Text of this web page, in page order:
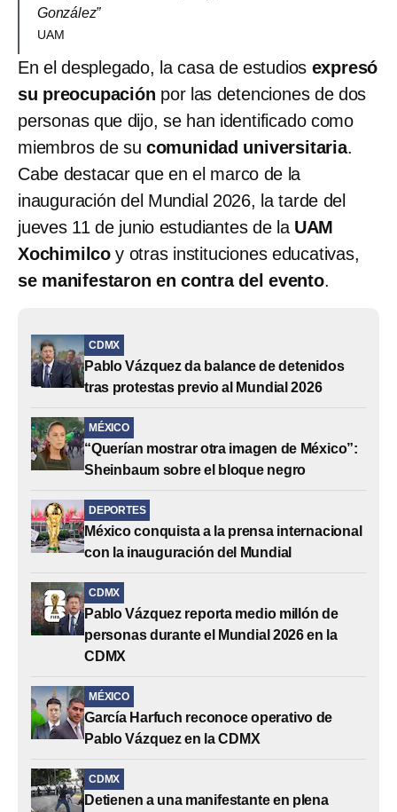
González”
UAM
En el desplegado, la casa de estudios expresó
su preocupación por las detenciones de dos
personas que dijo, se han identificado como
miembros de su comunidad universitaria.
Cabe destacar que en el marco de la
inauguración del Mundial 2026, la tarde del
jueves 11 de junio estudiantes de la UAM
Xochimilco y otras instituciones educativas,
se manifestaron en contra del evento.
CDMX
Pablo Vázquez da balance de detenidos
tras protestas previo al Mundial 2026
MÉXICO
“Querían mostrar otra imagen de México”:
Sheinbaum sobre el bloque negro
DEPORTES
México conquista a la prensa internacional
con la inauguración del Mundial
CDMX
Pablo Vázquez reporta medio millón de
personas durante el Mundial 2026 en la
CDMX
MÉXICO
García Harfuch reconoce operativo de
Pablo Vázquez en la CDMX
CDMX
Detienen a una manifestante en plena